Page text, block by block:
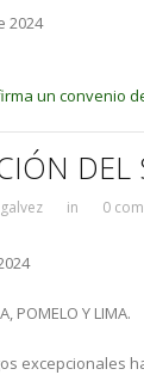
2024
un convenio
DEL
in 0
POMELO Y LIMA.
excepcionales